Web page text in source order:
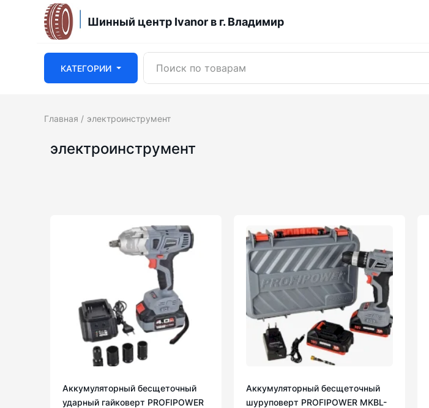
Шинный центр Ivanor в г. Владимир
КАТЕГОРИИ
Главная электроинструмент
электроинструмент
Аккумуляторный бесщеточный
ударный гайковерт PROFIPOWER
Аккумуляторный бесщеточный
шуруповерт PROFIPOWER MKBL-